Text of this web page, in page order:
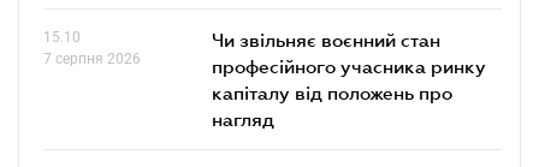
15.10
7 серпня 2026
Чи звільняє воєнний стан
професійного учасника ринку
капіталу від положень про
нагляд